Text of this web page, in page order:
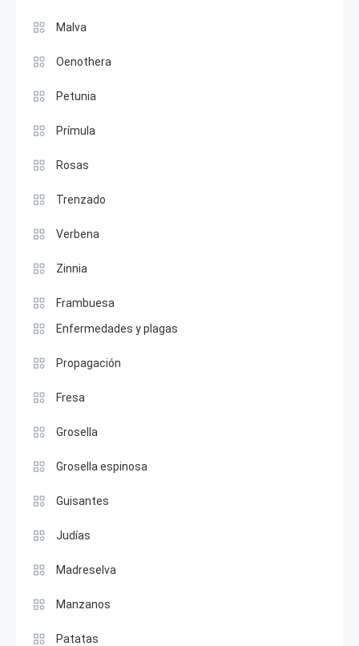
Malva
Oenothera
Petunia
Prímula
Rosas
Trenzado
Verbena
Zinnia
Frambuesa
Enfermedades y plagas
Propagación
Fresa
Grosella
Grosella espinosa
Guisantes
Judías
Madreselva
Manzanos
Patatas